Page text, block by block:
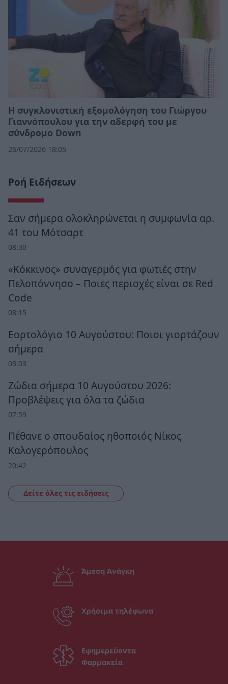
Η συγκλονιστική εξομολόγηση του Γιώργου
Γιαννόπουλου για την αδερφή του με
σύνδρομο Down
26/07/2026 18:05
Ροή Ειδήσεων
Σαν σήμερα ολοκληρώνεται η συμφωνία αρ.
41 του Μότσαρτ
08:30
«Κόκκινος» συναγερμός για φωτιές στην
Πελοπόννησο – Ποιες περιοχές είναι σε Red
Code
08:15
Εορτολόγιο 10 Αυγούστου: Ποιοι γιορτάζουν
σήμερα
08:03
Ζώδια σήμερα 10 Αυγούστου 2026:
Προβλέψεις για όλα τα ζώδια
07:59
Πέθανε ο σπουδαίος ηθοποιός Νίκος
Καλογερόπουλος
20:42
Δείτε όλες τις ειδήσεις
Άμεση Ανάγκη
Χρήσιμα τηλέφωνα
Εφημερεύοντα
Φαρμακεία